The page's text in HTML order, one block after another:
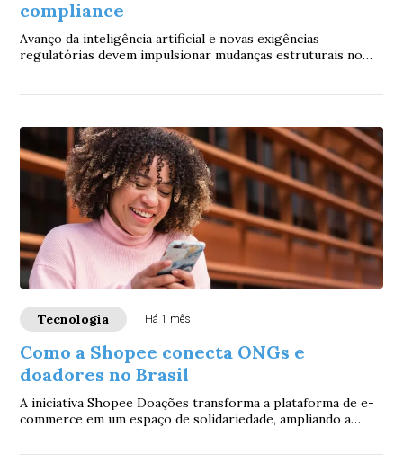
compliance
Avanço da inteligência artificial e novas exigências
regulatórias devem impulsionar mudanças estruturais no
Tecnologia Há 1 mês
Como a Shopee conecta ONGs e
doadores no Brasil
A iniciativa Shopee Doações transforma a plataforma de e-
commerce em um espaço de solidariedade, ampliando a